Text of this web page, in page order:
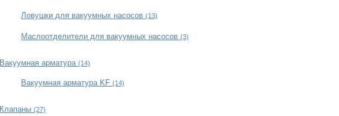
Ловушки для вакуумных насосов (13)
Маслоотделители для вакуумных насосов (3)
Вакуумная арматура (14)
Вакуумная арматура KF (14)
Клапаны (27)